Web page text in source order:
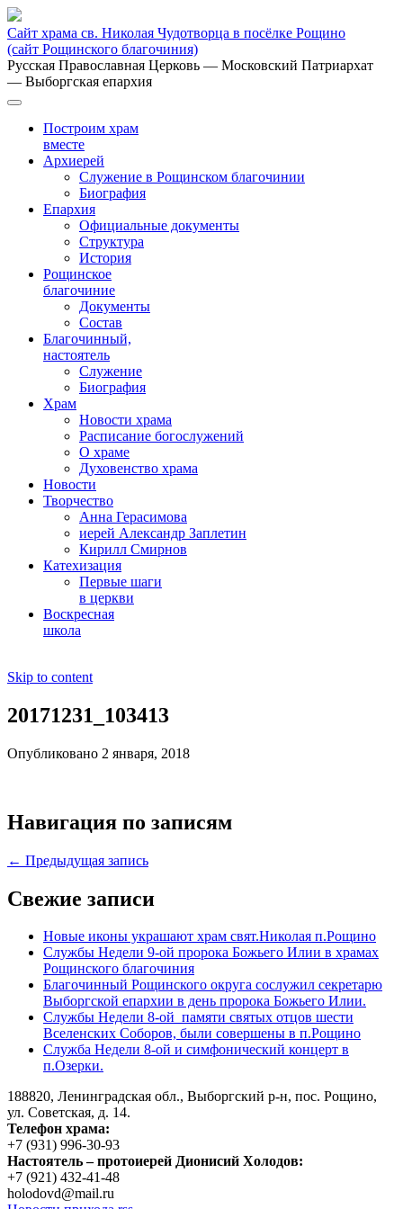
Сайт храма св. Николая Чудотворца в посёлке Рощино
(сайт Рощинского благочиния)
Русская Православная Церковь — Московский Патриархат
— Выборгская епархия
Построим храм
вместе
Архиерей
Служение в Рощинском благочинии
Биография
Епархия
Официальные документы
Структура
История
Рощинское
благочиние
Документы
Состав
Благочинный,
настоятель
Служение
Биография
Храм
Новости храма
Расписание богослужений
О храме
Духовенство храма
Новости
Творчество
Анна Герасимова
иерей Александр Заплетин
Кирилл Смирнов
Катехизация
Первые шаги
в церкви
Воскресная
школа
Skip to content
20171231_103413
Опубликовано 2 января, 2018
Навигация по записям
← Предыдущая запись
Свежие записи
Новые иконы украшают храм свят.Николая п.Рощино
Службы Недели 9-ой пророка Божьего Илии в храмах
Рощинского благочиния
Благочинный Рощинского округа сослужил секретарю
Выборгской епархии в день пророка Божьего Илии.
Службы Недели 8-ой памяти святых отцов шести
Вселенских Соборов, были совершены в п.Рощино
Служба Недели 8-ой и симфонический концерт в
п.Озерки.
188820, Ленинградская обл., Выборгский р-н, пос. Рощино,
ул. Советская, д. 14.
Телефон храма:
+7 (931) 996-30-93
Настоятель – протоиерей Дионисий Холодов:
+7 (921) 432-41-48
holodovd@mail.ru